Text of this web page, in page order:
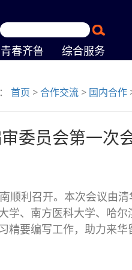
青春齐鲁 综合服务
首页 >合作交流 > 国内合作
委员会第一次
顺利召开。本次会议由清
学、南方医科大学、哈尔
精要编写工作，助力来华